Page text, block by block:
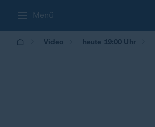
Menü
Video heute 19:00 Uhr